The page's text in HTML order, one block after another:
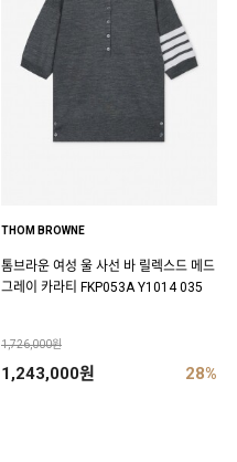
THOM BROWNE
톰브라운 여성 울 사선 바 릴렉스드 메드
그레이 카라티 FKP053A Y1014 035
1,726,000원
1,243,000원 28%